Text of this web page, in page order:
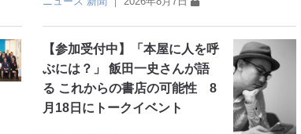
【参加受付中】「本屋に人を呼
ぶには？」 飯田一史さんが語
る これからの書店の可能性 8
月18日にトークイベント